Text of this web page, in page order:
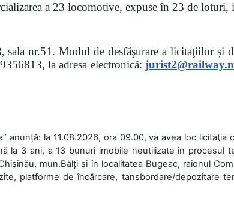
a 23 locomotive, expuse în 23 de loturi,
sala nr.51.Modul de desfăşurare a licitaţiilor și
la adresa electronică:
anunță: la 11.08.2026, ora 09.00, va avea loc licitaţia
la 3 ani, a 13 bunuri imobile neutilizate în procesul
mun.Bălți și în localitatea Bugeac, raionul
platforme de încărcare, tansbordare/depozitare